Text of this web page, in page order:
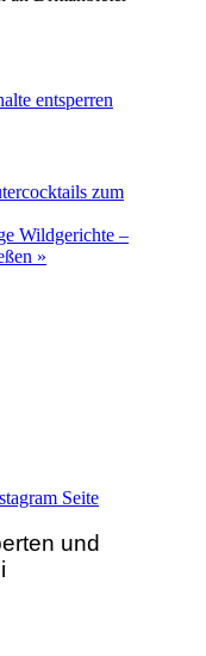
entsperren
zum
Wildgerichte –
»
und